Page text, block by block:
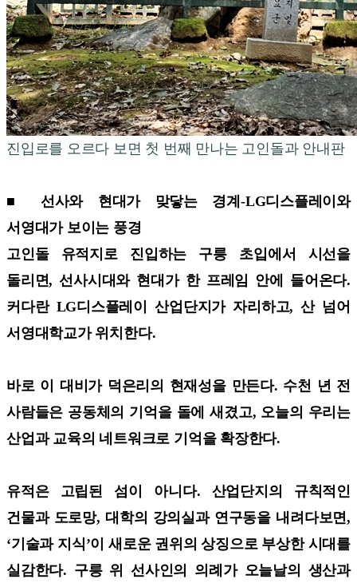
진입로를 오르다 보면 첫 번째 만나는 고인돌과 안내판
■ 선사와 현대가 맞닿는 경계-LG디스플레이와
서영대가 보이는 풍경
고인돌 유적지로 진입하는 구릉 초입에서 시선을
돌리면, 선사시대와 현대가 한 프레임 안에 들어온다.
커다란 LG디스플레이 산업단지가 자리하고, 산 넘어
서영대학교가 위치한다.
바로 이 대비가 덕은리의 현재성을 만든다. 수천 년 전
사람들은 공동체의 기억을 돌에 새겼고, 오늘의 우리는
산업과 교육의 네트워크로 기억을 확장한다.
유적은 고립된 섬이 아니다. 산업단지의 규칙적인
건물과 도로망, 대학의 강의실과 연구동을 내려다보면,
‘기술과 지식’이 새로운 권위의 상징으로 부상한 시대를
실감한다. 구릉 위 선사인의 의례가 오늘날의 생산과